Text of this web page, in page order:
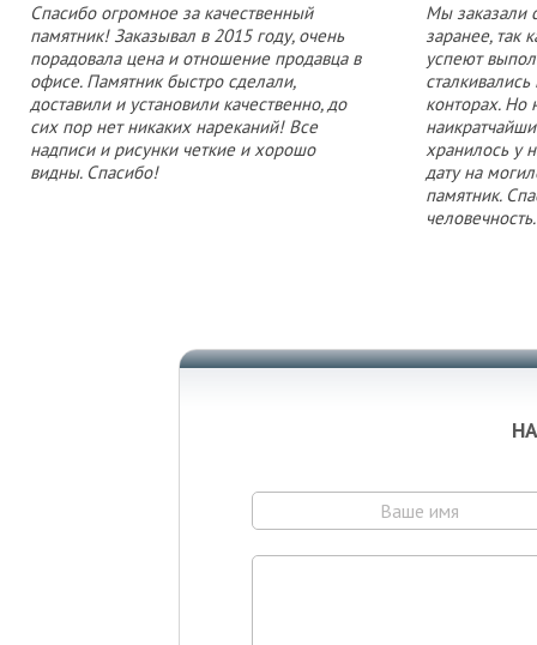
Спасибо огромное за качественный
памятник! Заказывал в 2015 году, очень
порадовала цена и отношение продавца в
офисе. Памятник быстро сделали,
доставили и установили качественно, до
сих пор нет никаких нареканий! Все
надписи и рисунки четкие и хорошо
видны. Спасибо!
Мы заказали
заранее, так
успеют
конторах. Но
хранилось у
дату на
памятник.
человечность.